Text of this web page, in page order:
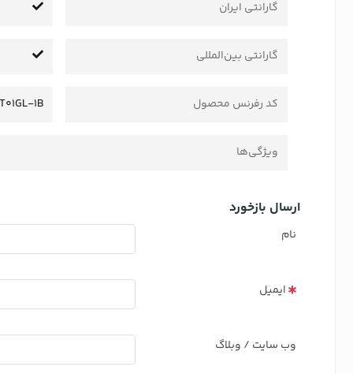
گارانتی ایران
گارانتی بین‌المللی
کد رفرنس محصول 1B
ویژگی‌ها
ارسال بازخورد
نام
ایمیل
وب سایت / وبلاگ